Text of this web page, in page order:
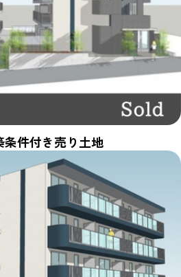
条件付き売り土地